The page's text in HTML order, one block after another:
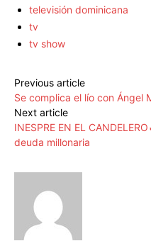
televisión dominicana
tv
tv show
Previous article
Se complica el lío con Ángel
Next article
INESPRE EN EL
deuda millonaria